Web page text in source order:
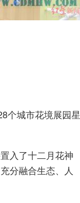
个城市花境展园星
入了十二月花神
分融合生态、人